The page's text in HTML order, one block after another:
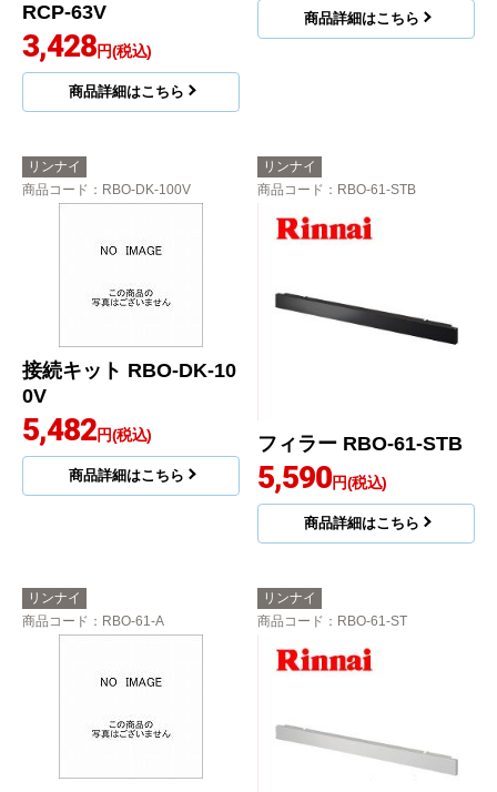
RCP-63V
3,428円(税込)
商品詳細はこちら
商品詳細はこちら
リンナイ
商品コード ：RBO-DK-100V
接続キット RBO-DK-10
0V
5,482円(税込)
商品詳細はこちら
リンナイ
商品コード ：RBO-61-STB
フィラー RBO-61-STB
5,590円(税込)
商品詳細はこちら
リンナイ
商品コード ：RBO-61-A
リンナイ
商品コード ：RBO-61-ST